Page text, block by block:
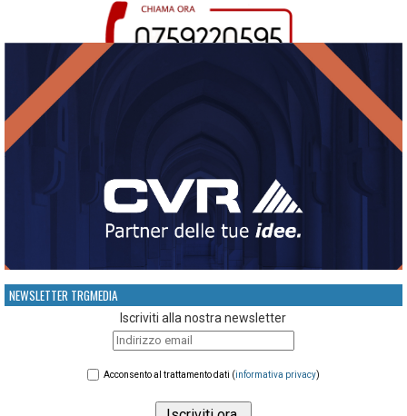
NEWSLETTER TRGMEDIA
Iscriviti alla nostra newsletter
Acconsento al trattamento dati (informativa privacy)